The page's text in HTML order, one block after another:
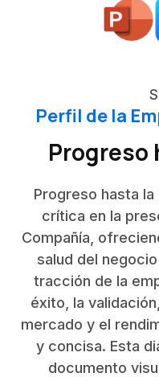
Perfil de la
Progreso
Progreso hasta la
crítica en la
Compañía,
salud del
tracción de la
éxito, la
mercado y el
y concisa. Esta
documento